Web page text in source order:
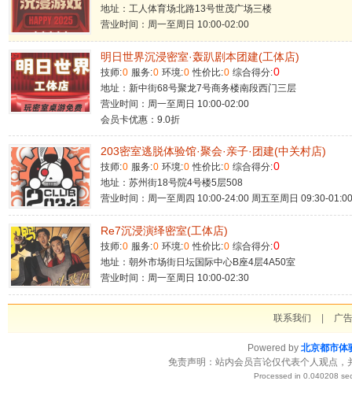
地址：工人体育场北路13号世茂广场三楼
营业时间：周一至周日 10:00-02:00
明日世界沉浸密室·轰趴剧本团建(工体店)
技师:0 服务:0 环境:0 性价比:0 综合得分:0
地址：新中街68号聚龙7号商务楼南段西门三层
营业时间：周一至周日 10:00-02:00
会员卡优惠：9.0折
203密室逃脱体验馆·聚会·亲子·团建(中关村店)
技师:0 服务:0 环境:0 性价比:0 综合得分:0
地址：苏州街18号院4号楼5层508
营业时间：周一至周四 10:00-24:00 周五至周日 09:30-01:00
Re7沉浸演绎密室(工体店)
技师:0 服务:0 环境:0 性价比:0 综合得分:0
地址：朝外市场街日坛国际中心B座4层4A50室
营业时间：周一至周日 10:00-02:30
联系我们 广
Powered by 北京都市体
免责声明：站内会员言论仅代表个人观点
Processed in 0.040208